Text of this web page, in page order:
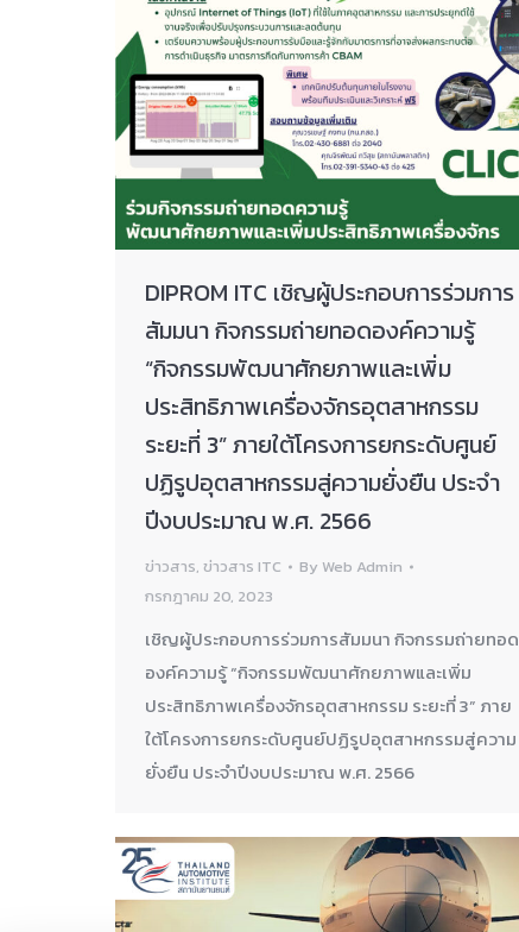
DIPROM ITC เชิญผู้ประกอบการร่วมการ
สัมมนา กิจกรรมถ่ายทอดองค์ความรู้
“กิจกรรมพัฒนาศักยภาพและเพิ่ม
ประสิทธิภาพเครื่องจักรอุตสาหกรรม
ระยะที่ 3” ภายใต้โครงการยกระดับศูนย์
ปฏิรูปอุตสาหกรรมสู่ความยั่งยืน ประจำ
ปีงบประมาณ พ.ศ. 2566
ข่าวสาร, ข่าวสาร ITC By Web Admin
กรกฎาคม 20, 2023
เชิญผู้ประกอบการร่วมการสัมมนา กิจกรรมถ่ายทอด
องค์ความรู้ “กิจกรรมพัฒนาศักยภาพและเพิ่ม
ประสิทธิภาพเครื่องจักรอุตสาหกรรม ระยะที่ 3” ภาย
ใต้โครงการยกระดับศูนย์ปฏิรูปอุตสาหกรรมสู่ความ
ยั่งยืน ประจำปีงบประมาณ พ.ศ. 2566